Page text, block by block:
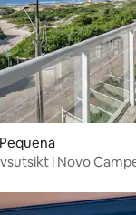
i Novo